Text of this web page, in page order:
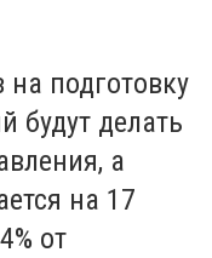
на подготовку
будут делать
а
на 17
от